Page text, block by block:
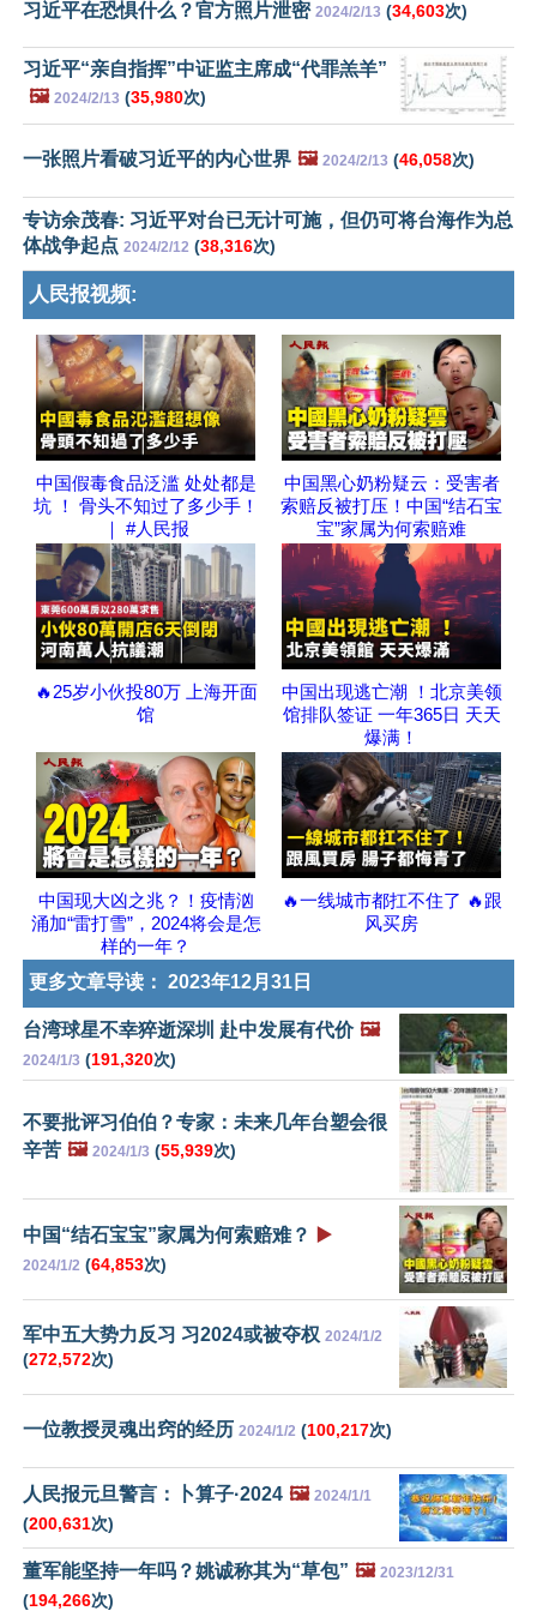
习近平在恐惧什么？官方照片泄密 2024/2/13 (34,603次)
习近平“亲自指挥”中证监主席成“代罪羔羊”
🖼️ 2024/2/13 (35,980次)
一张照片看破习近平的内心世界 🖼️ 2024/2/13 (46,058次)
专访余茂春: 习近平对台已无计可施，但仍可将台海作为总
体战争起点 2024/2/12 (38,316次)
人民报视频:
中国假毒食品泛滥 处处都是
坑 ！ 骨头不知过了多少手！
｜ #人民报
中国黑心奶粉疑云：受害者
索赔反被打压！中国“结石宝
宝”家属为何索赔难
🔥25岁小伙投80万 上海开面
馆
中国出现逃亡潮 ！北京美领
馆排队签证 一年365日 天天
爆满！
中国现大凶之兆？！疫情汹
涌加“雷打雪”，2024将会是怎
样的一年？
🔥一线城市都扛不住了 🔥跟
风买房
更多文章导读： 2023年12月31日
台湾球星不幸猝逝深圳 赴中发展有代价 🖼️
2024/1/3 (191,320次)
不要批评习伯伯？专家：未来几年台塑会很
辛苦 🖼️ 2024/1/3 (55,939次)
中国“结石宝宝”家属为何索赔难？ ▶️
2024/1/2 (64,853次)
军中五大势力反习 习2024或被夺权 2024/1/2
(272,572次)
一位教授灵魂出窍的经历 2024/1/2 (100,217次)
人民报元旦警言：卜算子·2024 🖼️ 2024/1/1
(200,631次)
董军能坚持一年吗？姚诚称其为“草包” 🖼️ 2023/12/31
(194,266次)